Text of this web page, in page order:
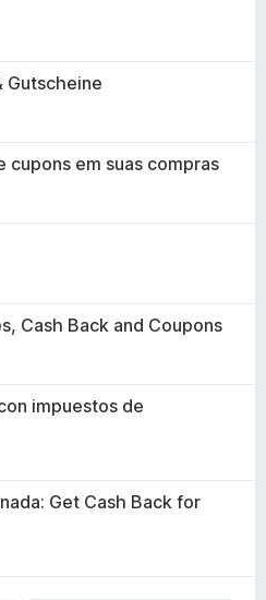
Gutscheine
cupons em suas compras
Cash Back and Coupons
impuestos de
Get Cash Back for